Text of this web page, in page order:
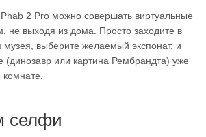
2 Pro можно совершать виртуальные
не выходя из дома. Просто заходите в
музея, выберите желаемый экспонат, и
(динозавр или картина Рембрандта) уже
селфи